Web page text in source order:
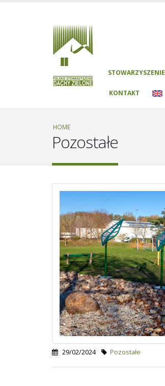
STOWARZYSZENIE
KONTAKT
HOME
Pozostałe
29/02/2024 Pozostałe